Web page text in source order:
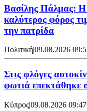
Βασίλης Πάλμας: Η
καλύτερος φόρος
την πατρίδα
Πολιτική|09.08.2026
Στις φλόγες
φωτιά επεκτάθηκε
Κύπρος|09.08.2026 09:47